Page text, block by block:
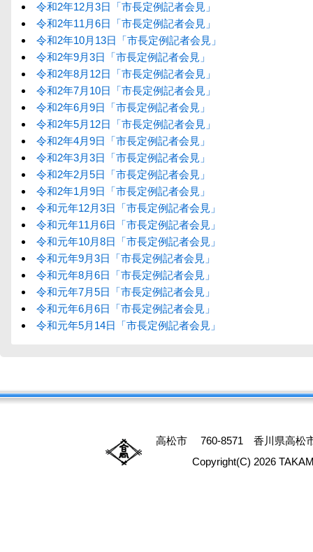
令和2年12月3日「市長定例記者会見」
令和2年11月6日「市長定例記者会見」
令和2年10月13日「市長定例記者会見」
令和2年9月3日「市長定例記者会見」
令和2年8月12日「市長定例記者会見」
令和2年7月10日「市長定例記者会見」
令和2年6月9日「市長定例記者会見」
令和2年5月12日「市長定例記者会見」
令和2年4月9日「市長定例記者会見」
令和2年3月3日「市長定例記者会見」
令和2年2月5日「市長定例記者会見」
令和2年1月9日「市長定例記者会見」
令和元年12月3日「市長定例記者会見」
令和元年11月6日「市長定例記者会見」
令和元年10月8日「市長定例記者会見」
令和元年9月3日「市長定例記者会見」
令和元年8月6日「市長定例記者会見」
令和元年7月5日「市長定例記者会見」
令和元年6月6日「市長定例記者会見」
令和元年5月14日「市長定例記者会見」
高松市 760-8571 香川県高松
Copyright(C) 2026